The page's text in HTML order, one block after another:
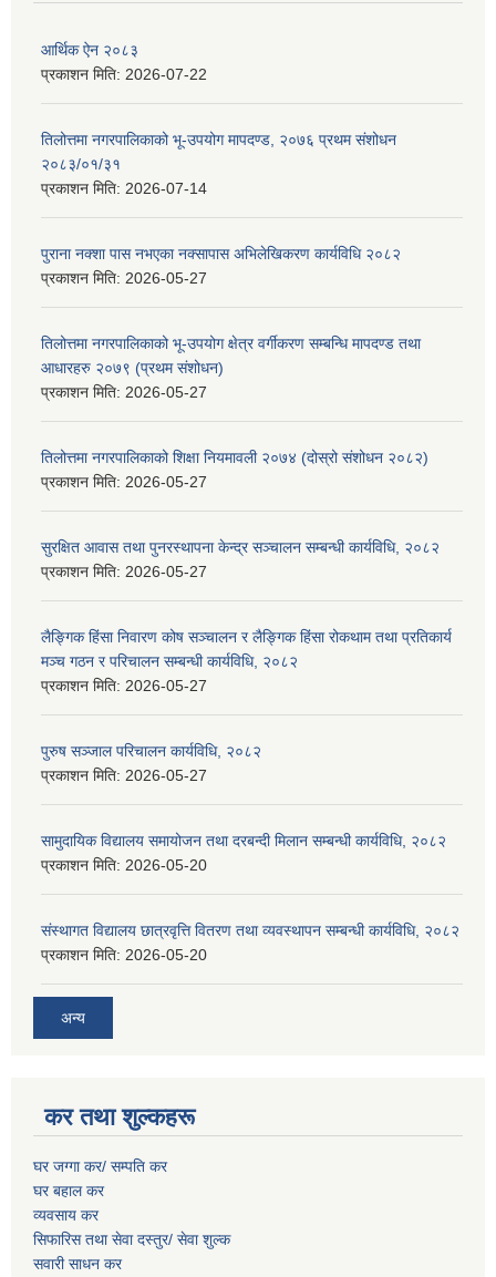
आर्थिक ऐन २०८३
प्रकाशन मिति: 2026-07-22
तिलोत्तमा नगरपालिकाको भू-उपयोग मापदण्ड, २०७६ प्रथम संशोधन
२०८३/०१/३१
प्रकाशन मिति: 2026-07-14
पुराना नक्शा पास नभएका नक्सापास अभिलेखिकरण कार्यविधि २०८२
प्रकाशन मिति: 2026-05-27
तिलोत्तमा नगरपालिकाको भू-उपयोग क्षेत्र वर्गीकरण सम्बन्धि मापदण्ड तथा
आधारहरु २०७९ (प्रथम संशोधन)
प्रकाशन मिति: 2026-05-27
तिलोत्तमा नगरपालिकाको शिक्षा नियमावली २०७४ (दोस्रो संशोधन २०८२)
प्रकाशन मिति: 2026-05-27
सुरक्षित आवास तथा पुनरस्थापना केन्द्र सञ्चालन सम्बन्धी कार्यविधि, २०८२
प्रकाशन मिति: 2026-05-27
लैङ्गिक हिंसा निवारण कोष सञ्चालन र लैङ्गिक हिंसा रोकथाम तथा प्रतिकार्य
मञ्च गठन र परिचालन सम्बन्धी कार्यविधि, २०८२
प्रकाशन मिति: 2026-05-27
पुरुष सञ्जाल परिचालन कार्यविधि, २०८२
प्रकाशन मिति: 2026-05-27
सामुदायिक विद्यालय समायोजन तथा दरबन्दी मिलान सम्बन्धी कार्यविधि, २०८२
प्रकाशन मिति: 2026-05-20
संस्थागत विद्यालय छात्रवृत्ति वितरण तथा व्यवस्थापन सम्बन्धी कार्यविधि, २०८२
प्रकाशन मिति: 2026-05-20
अन्य
कर तथा शुल्कहरू
घर जग्गा कर/ सम्पति कर
घर बहाल कर
व्यवसाय कर
सिफारिस तथा सेवा दस्तुर/ सेवा शुल्क
सवारी साधन कर